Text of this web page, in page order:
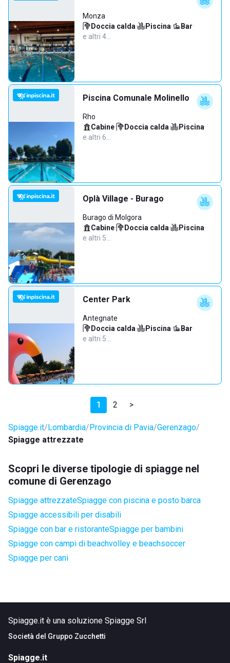
Monza
Doccia calda· Piscina· Bar·
e altri 4…
Piscina Comunale Molinello
Rho
Cabine· Doccia calda· Piscina·
e altri 6…
Oplà Village - Burago
Burago di Molgora
Cabine· Doccia calda· Piscina·
e altri 5…
Center Park
Antegnate
Doccia calda· Piscina· Bar·
e altri 5…
1 2 >
Spiagge.it Lombardia Provincia di Pavia Gerenzago
Spiagge attrezzate
Scopri le diverse tipologie di spiagge nel
comune di Gerenzago
Spiagge attrezzateSpiagge con piscina e posto barca
Spiagge accessibili per disabili
Spiagge con bar e ristoranteSpiagge per bambini
Spiagge con campi di beachvolley e beachsoccer
Spiagge per cani
Spiagge.it è una soluzione Spiagge Srl
Società del Gruppo Zucchetti
Spiagge.it